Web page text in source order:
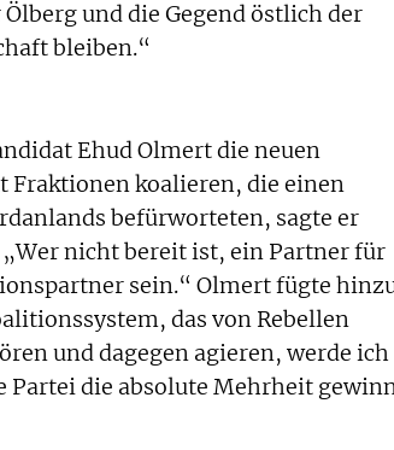
und die Gegend östlich der
bleiben.“
Ehud Olmert die neuen
Fraktionen koalieren, die einen
befürworteten, sagte er
„Wer nicht bereit ist, ein Partner für
sein.“ Olmert fügte
das von Rebellen
und dagegen agieren, werde ich
Partei die absolute Mehrheit